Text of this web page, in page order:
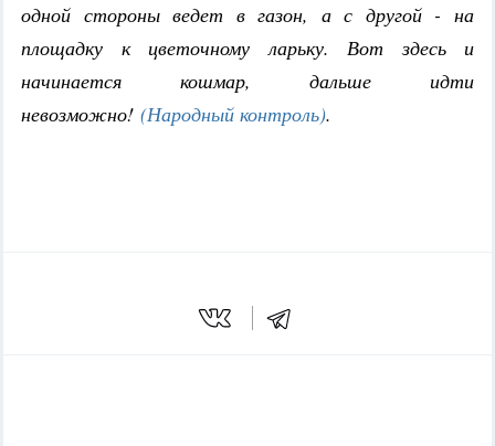
одной стороны ведет в газон, а с другой - на
площадку к цветочному ларьку. Вот здесь и
начинается кошмар, дальше идти
невозможно! (Народный контроль).